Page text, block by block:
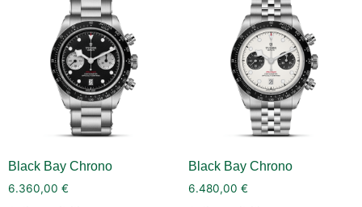
Black Bay Chrono
6.360,00 €
Black Bay Chrono
6.480,00 €